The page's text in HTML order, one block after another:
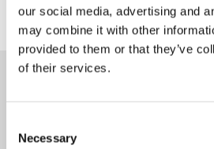
our social media, advertising and
may combine it with other
provided to them or that they’ve
of their services.
Selection
Necessary